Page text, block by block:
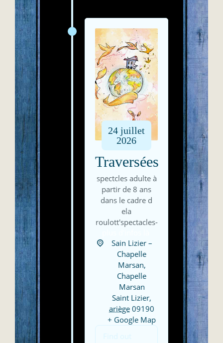
24 juillet
2026
Traversées
spectcles adulte à
partir de 8 ans
dans le cadre d
ela
roulott'spectacles-
Sain Lizier –
Chapelle
Marsan,
Chapelle
Marsan
Saint Lizier,
ariège 09190
+ Google Map
Find out